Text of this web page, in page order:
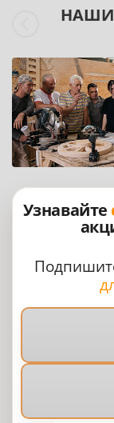
НАШИ
Узнавайте